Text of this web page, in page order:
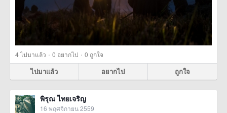
4ไปมาแล้ว · 0 อยากไป · 0 ถูกใจ
ไปมาแล้ว อยากไป ถูกใจ
พิรุณ ไทยเจริญ
16 พฤศจิกายน 2559